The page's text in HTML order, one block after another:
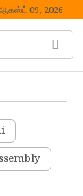
09, 2026
தேடல்
… M
t
o